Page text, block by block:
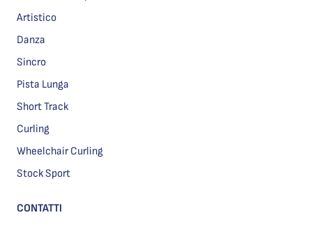
Artistico
Danza
Sincro
Pista Lunga
Short Track
Curling
Wheelchair Curling
Stock Sport
CONTATTI